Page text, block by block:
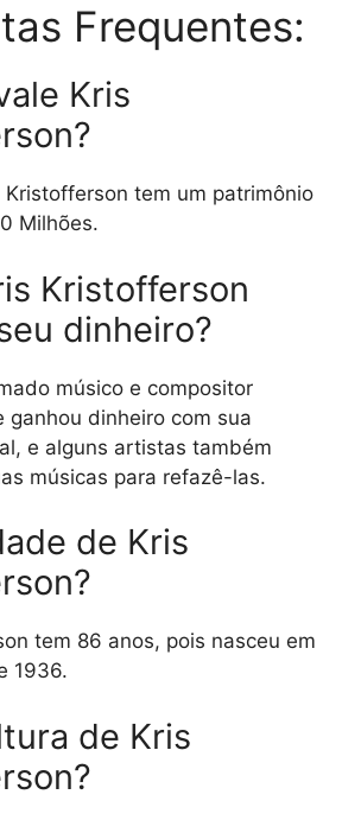
Frequentes:
Kris
tem um patrimônio
Milhões.
Kristofferson
dinheiro?
músico e compositor
ganhou dinheiro com sua
e alguns artistas também
músicas para refazê-las.
de Kris
tem 86 anos, pois nasceu em
1936.
de Kris